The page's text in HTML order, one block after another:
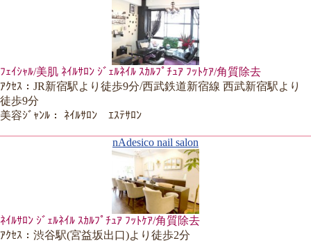
ﾌｪｲｼｬﾙ/美肌 ﾈｲﾙｻﾛﾝ ｼﾞｪﾙﾈｲﾙ ｽｶﾙﾌﾟﾁｭｱ ﾌｯﾄｹｱ/角質除去
ｱｸｾｽ：JR新宿駅より徒歩9分/西武鉄道新宿線 西武新宿駅より
徒歩9分
美容ｼﾞｬﾝﾙ： ﾈｲﾙｻﾛﾝ ｴｽﾃｻﾛﾝ
nAdesico nail salon
ﾈｲﾙｻﾛﾝ ｼﾞｪﾙﾈｲﾙ ｽｶﾙﾌﾟﾁｭｱ ﾌｯﾄｹｱ/角質除去
ｱｸｾｽ：渋谷駅(宮益坂出口)より徒歩2分